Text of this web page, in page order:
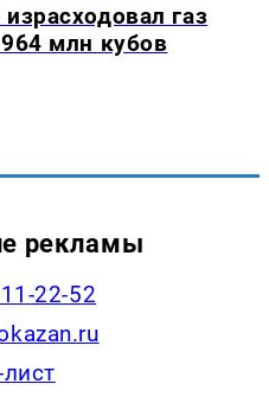
газ
млн кубов
рекламы
22-52